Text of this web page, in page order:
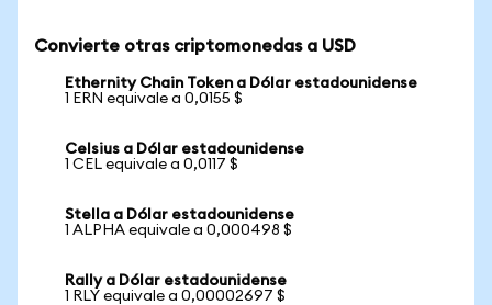
Convierte otras criptomonedas a USD
Ethernity Chain Token a Dólar estadounidense
1 ERN equivale a 0,0155 $
Celsius a Dólar estadounidense
1 CEL equivale a 0,0117 $
Stella a Dólar estadounidense
1 ALPHA equivale a 0,000498 $
Rally a Dólar estadounidense
1 RLY equivale a 0,00002697 $